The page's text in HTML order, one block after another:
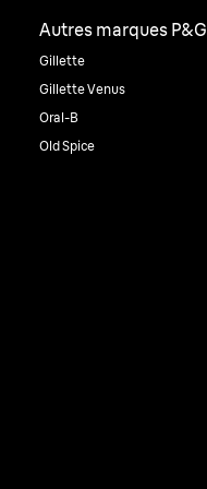
Autres marques P&G
Gillette
Gillette Venus
Oral-B
Old Spice